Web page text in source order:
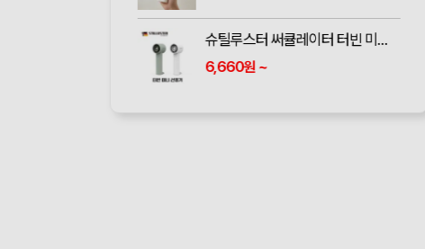
슈틸루스터 써큘레이터 터빈 미니 휴대용 선풍기 ST-SF100
6,660원~